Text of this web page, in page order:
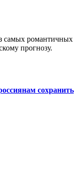
самых романтичных
прогнозу.
сохранить